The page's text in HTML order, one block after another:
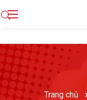
Trang chủ